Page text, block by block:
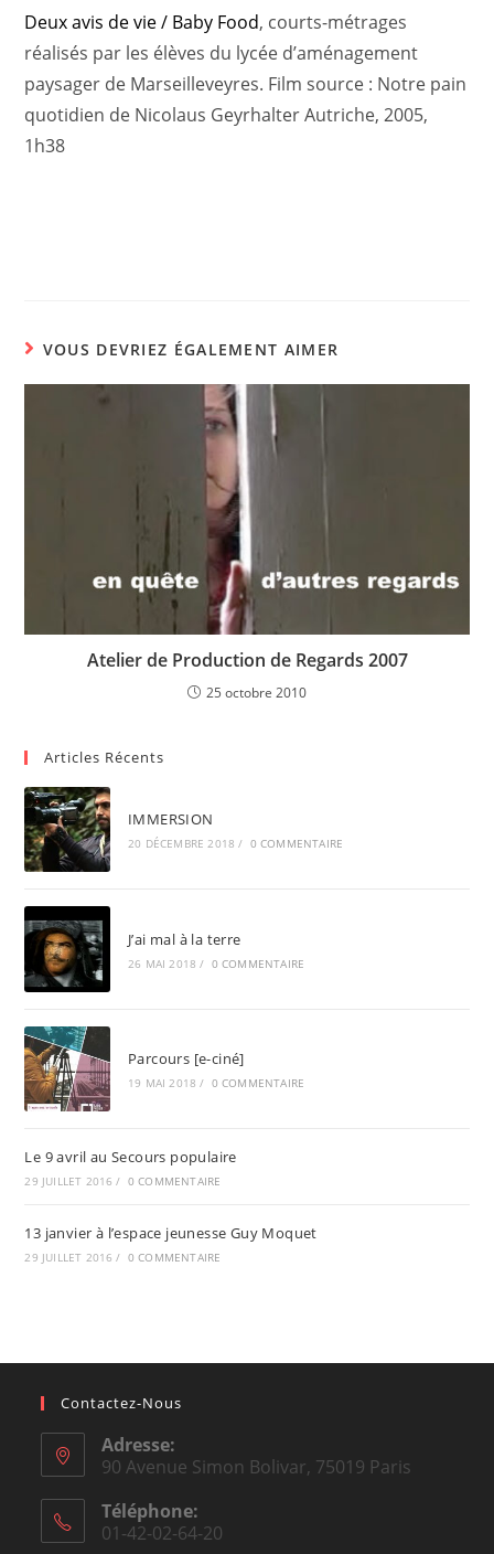
Deux avis de vie / Baby Food, courts-métrages
réalisés par les élèves du lycée d’aménagement
paysager de Marseilleveyres. Film source : Notre pain
quotidien de Nicolaus Geyrhalter Autriche, 2005,
1h38
VOUS DEVRIEZ ÉGALEMENT AIMER
Atelier de Production de Regards 2007
25 octobre 2010
Articles Récents
IMMERSION
20 DÉCEMBRE 2018 / 0 COMMENTAIRE
J’ai mal à la terre
26 MAI 2018 / 0 COMMENTAIRE
Parcours [e-ciné]
19 MAI 2018 / 0 COMMENTAIRE
Le 9 avril au Secours populaire
29 JUILLET 2016 / 0 COMMENTAIRE
13 janvier à l’espace jeunesse Guy Moquet
29 JUILLET 2016 / 0 COMMENTAIRE
Contactez-Nous
Adresse:
90 Avenue Simon Bolivar, 75019 Paris
Téléphone:
01-42-02-64-20